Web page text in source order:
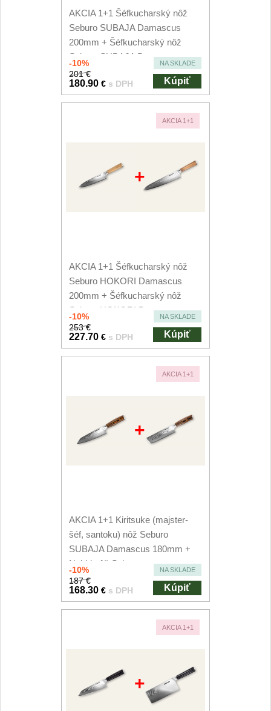
AKCIA 1+1 Šéfkucharský nôž
Seburo SUBAJA Damascus
200mm + Šéfkucharský nôž
Seburo SUBAJA Damascus...
-10% NA SKLADE
201 €
180.90 € s DPH Kúpiť
AKCIA 1+1
+
AKCIA 1+1 Šéfkucharský nôž
Seburo HOKORI Damascus
200mm + Šéfkucharský nôž
Seburo HOKORI Damascus...
-10% NA SKLADE
253 €
227.70 € s DPH Kúpiť
AKCIA 1+1
+
AKCIA 1+1 Kiritsuke (majster-
šéf, santoku) nôž Seburo
SUBAJA Damascus 180mm +
Nakiri nôž Seburo...
-10% NA SKLADE
187 €
168.30 € s DPH Kúpiť
AKCIA 1+1
+